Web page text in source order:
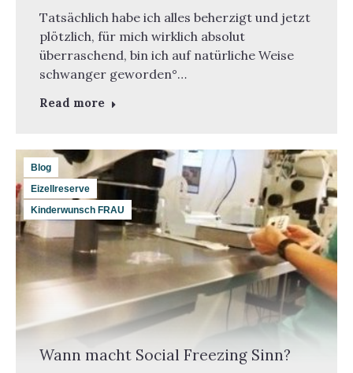
Tatsächlich habe ich alles beherzigt und jetzt
plötzlich, für mich wirklich absolut
überraschend, bin ich auf natürliche Weise
schwanger geworden°…
Read more
Blog
Eizellreserve
Kinderwunsch FRAU
Wann macht Social Freezing Sinn?